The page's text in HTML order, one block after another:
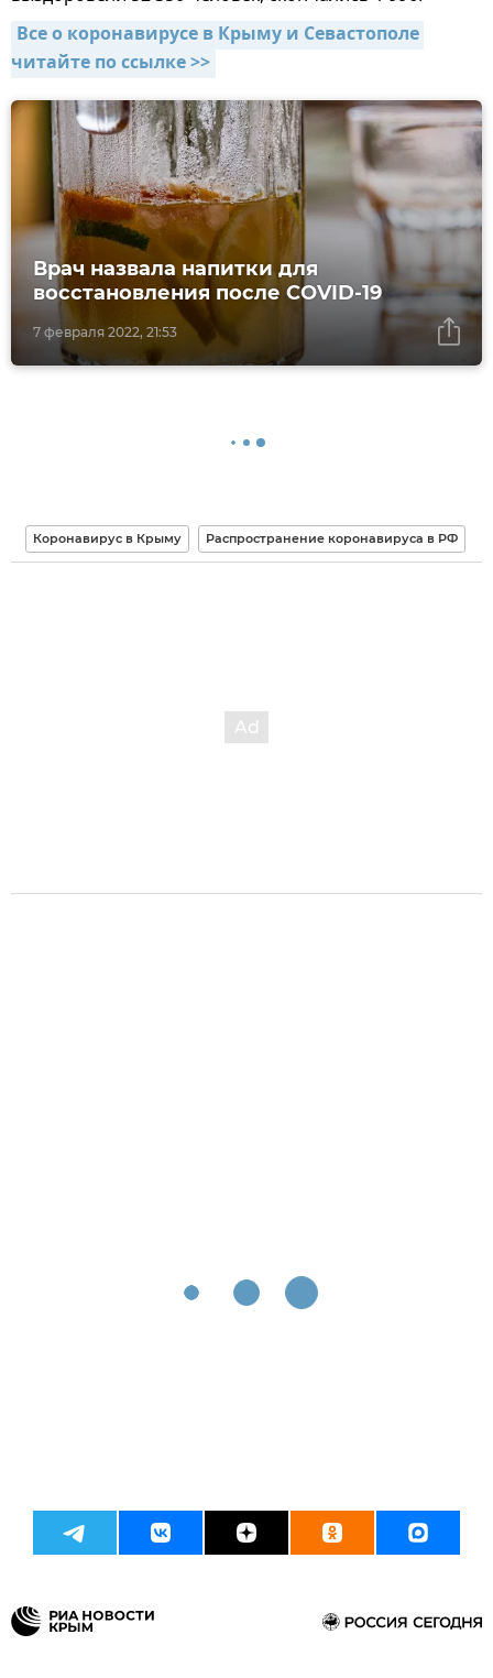
Все о коронавирусе в Крыму и Севастополе
читайте по ссылке >>
7 февраля 2022, 21:53
Врач назвала напитки для
восстановления после COVID-19
Коронавирус в Крыму Распространение коронавируса в РФ